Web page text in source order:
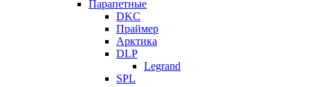
Парапетные
DKC
Праймер
Арктика
DLP
Legrand
SPL